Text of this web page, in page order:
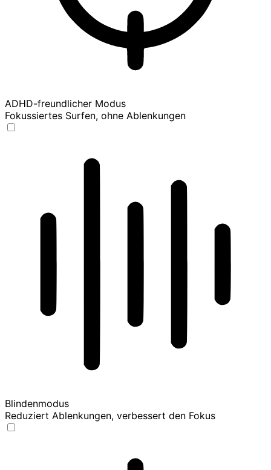
ADHD-freundlicher Modus
Fokussiertes Surfen, ohne Ablenkungen
Blindenmodus
Reduziert Ablenkungen, verbessert den Fokus